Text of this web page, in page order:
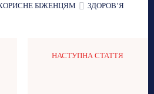
БІЖЕНЦЯМ ЗДОРОВʼЯ
НАСТУПНА СТАТТЯ